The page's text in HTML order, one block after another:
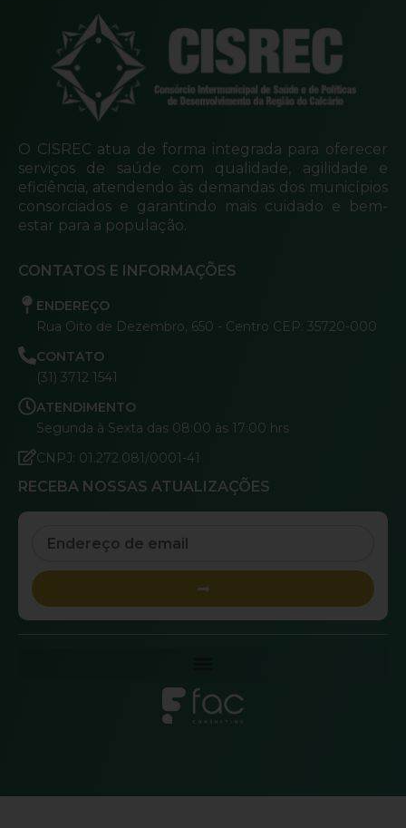
O CISREC atua de forma integrada para oferecer
serviços de saúde com qualidade, agilidade e
eficiência, atendendo às demandas dos municípios
consorciados e garantindo mais cuidado e bem-
estar para a população.
CONTATOS E INFORMAÇÕES
ENDEREÇO
Rua Oito de Dezembro, 650 - Centro CEP: 35720-000
CONTATO
(31) 3712 1541
ATENDIMENTO
Segunda à Sexta das 08:00 às 17:00 hrs
CNPJ: 01.272.081/0001-41
RECEBA NOSSAS ATUALIZAÇÕES
Submit